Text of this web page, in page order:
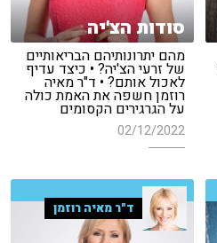
סודות הצ'יה
מהם יתרונותיהם הבריאותיים
של זרעי הצ'יה? • כיצד עדיף
לאכול אותם? • ד"ר מאיה
רוזמן חשפה את האמת כולה
על הגרגירים הקסומים
02/12/2022
ד"ר מאיה רוזמן